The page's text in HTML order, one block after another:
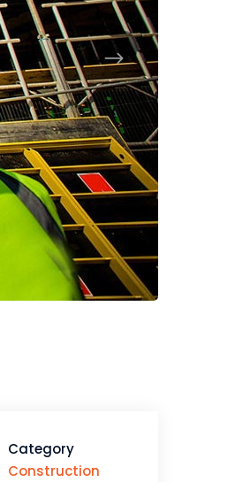
Category
Construction